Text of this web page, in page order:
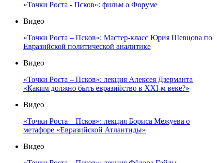
«Точки Роста - Псков»: фильм о Форуме
Видео
«Точки Роста – Псков»: Мастер-класс Юрия Шевцова по
Евразийской политической аналитике
Видео
«Точки Роста – Псков»: лекция Алексея Дзерманта
«Каким должно быть евразийство в XXI-м веке?»
Видео
«Точки Роста – Псков»: лекция Бориса Межуева о
метафоре «Евразийской Атлантиды»
Видео